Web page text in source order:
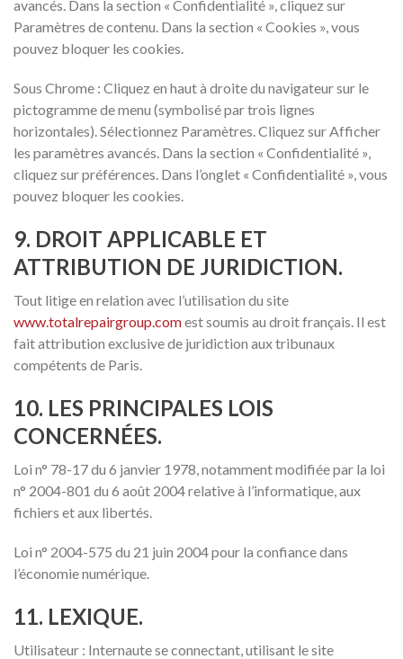
avancés. Dans la section « Confidentialité », cliquez sur
Paramètres de contenu. Dans la section « Cookies », vous
pouvez bloquer les cookies.
Sous Chrome : Cliquez en haut à droite du navigateur sur le
pictogramme de menu (symbolisé par trois lignes
horizontales). Sélectionnez Paramètres. Cliquez sur Afficher
les paramètres avancés. Dans la section « Confidentialité »,
cliquez sur préférences. Dans l’onglet « Confidentialité », vous
pouvez bloquer les cookies.
9. DROIT APPLICABLE ET
ATTRIBUTION DE JURIDICTION.
Tout litige en relation avec l’utilisation du site
www.totalrepairgroup.comest soumis au droit français. Il est
fait attribution exclusive de juridiction aux tribunaux
compétents de Paris.
10. LES PRINCIPALES LOIS
CONCERNÉES.
Loi n° 78-17 du 6 janvier 1978, notamment modifiée par la loi
n° 2004-801 du 6 août 2004 relative à l’informatique, aux
fichiers et aux libertés.
Loi n° 2004-575 du 21 juin 2004 pour la confiance dans
l’économie numérique.
11. LEXIQUE.
Utilisateur : Internaute se connectant, utilisant le site